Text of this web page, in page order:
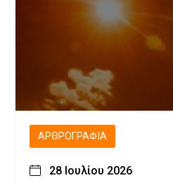
ΑΡΘΡΟΓΡΑΦΊΑ
28 Ιουλίου 2026